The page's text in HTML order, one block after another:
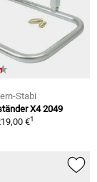
Stabi
X4 2049
€1